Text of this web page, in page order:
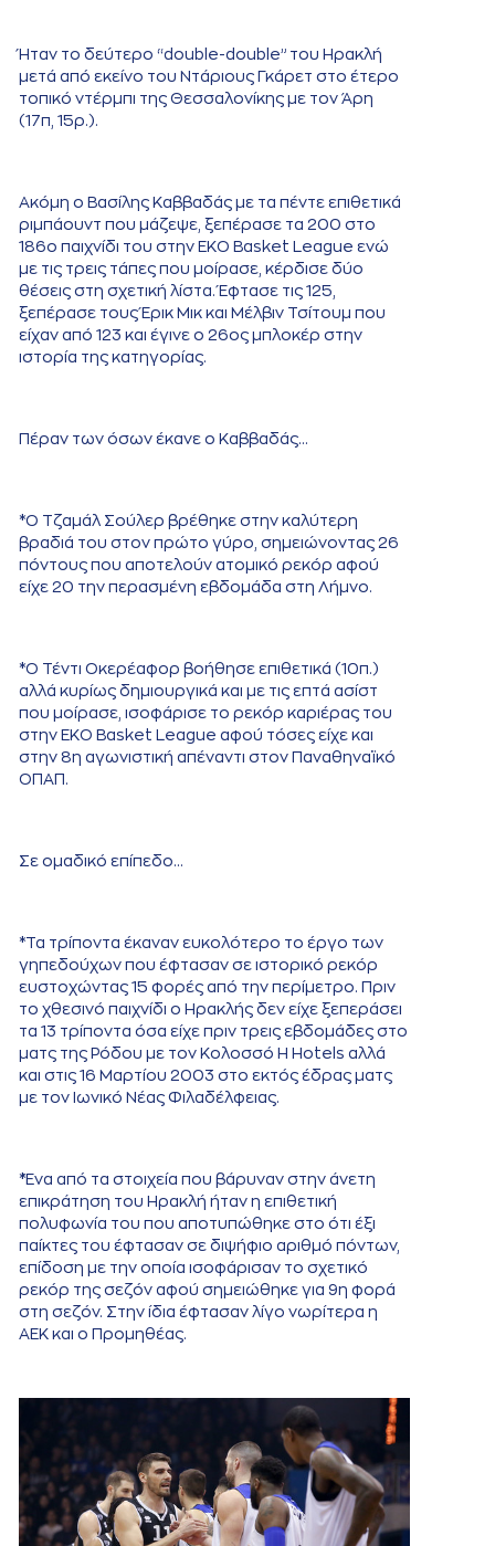
Ήταν το δεύτερο “double-double” του Ηρακλή
μετά από εκείνο του Ντάριους Γκάρετ στο έτερο
τοπικό ντέρμπι της Θεσσαλονίκης με τον Άρη
(17π, 15ρ.).
Ακόμη ο Βασίλης Καββαδάς με τα πέντε επιθετικά
ριμπάουντ που μάζεψε, ξεπέρασε τα 200 στο
186ο παιχνίδι του στην ΕΚΟ Basket League ενώ
με τις τρεις τάπες που μοίρασε, κέρδισε δύο
θέσεις στη σχετική λίστα. Έφτασε τις 125,
ξεπέρασε τους Έρικ Μικ και Μέλβιν Τσίτουμ που
είχαν από 123 και έγινε ο 26ος μπλοκέρ στην
ιστορία της κατηγορίας.
Πέραν των όσων έκανε ο Καββαδάς...
*Ο Τζαμάλ Σούλερ βρέθηκε στην καλύτερη
βραδιά του στον πρώτο γύρο, σημειώνοντας 26
πόντους που αποτελούν ατομικό ρεκόρ αφού
είχε 20 την περασμένη εβδομάδα στη Λήμνο.
*Ο Τέντι Οκερέαφορ βοήθησε επιθετικά (10π.)
αλλά κυρίως δημιουργικά και με τις επτά ασίστ
που μοίρασε, ισοφάρισε το ρεκόρ καριέρας του
στην ΕΚΟ Basket League αφού τόσες είχε και
στην 8η αγωνιστική απέναντι στον Παναθηναϊκό
ΟΠΑΠ.
Σε ομαδικό επίπεδο...
*Τα τρίποντα έκαναν ευκολότερο το έργο των
γηπεδούχων που έφτασαν σε ιστορικό ρεκόρ
ευστοχώντας 15 φορές από την περίμετρο. Πριν
το χθεσινό παιχνίδι ο Ηρακλής δεν είχε ξεπεράσει
τα 13 τρίποντα όσα είχε πριν τρεις εβδομάδες στο
ματς της Ρόδου με τον Κολοσσό H Hotels αλλά
και στις 16 Μαρτίου 2003 στο εκτός έδρας ματς
με τον Ιωνικό Νέας Φιλαδέλφειας.
*Ένα από τα στοιχεία που βάρυναν στην άνετη
επικράτηση του Ηρακλή ήταν η επιθετική
πολυφωνία του που αποτυπώθηκε στο ότι έξι
παίκτες του έφτασαν σε διψήφιο αριθμό πόντων,
επίδοση με την οποία ισοφάρισαν το σχετικό
ρεκόρ της σεζόν αφού σημειώθηκε για 9η φορά
στη σεζόν. Στην ίδια έφτασαν λίγο νωρίτερα η
ΑΕΚ και ο Προμηθέας.